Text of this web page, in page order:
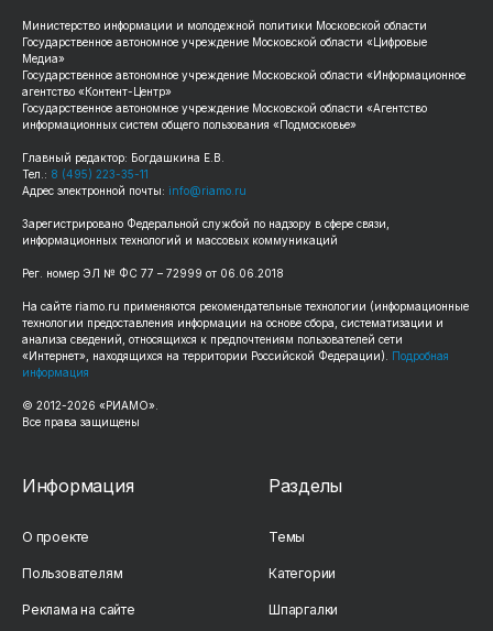
Министерство информации и молодежной политики Московской области
Государственное автономное учреждение Московской области «Цифровые
Медиа»
Государственное автономное учреждение Московской области «Информационное
агентство «Контент-Центр»
Государственное автономное учреждение Московской области «Агентство
информационных систем общего пользования «Подмосковье»
Главный редактор: Богдашкина Е.В.
Тел.: 8 (495) 223-35-11
Адрес электронной почты: info@riamo.ru
Зарегистрировано Федеральной службой по надзору в сфере связи,
информационных технологий и массовых коммуникаций
Рег. номер ЭЛ № ФС 77 – 72999 от 06.06.2018
На сайте riamo.ru применяются рекомендательные технологии (информационные
технологии предоставления информации на основе сбора, систематизации и
анализа сведений, относящихся к предпочтениям пользователей сети
«Интернет», находящихся на территории Российской Федерации). Подробная
информация
© 2012-2026 «РИАМО».
Все права защищены
Информация
О проекте
Пользователям
Реклама на сайте
Разделы
Темы
Категории
Шпаргалки